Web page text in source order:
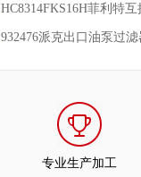
HC8314FKS16H菲利特
932476派克出口油泵过
专业生产加工